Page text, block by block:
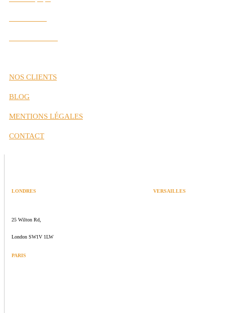
NOS CLIENTS
BLOG
MENTIONS LÉGALES
CONTACT
LONDRES VERSAILLES
25 Wilton Rd,
London SW1V 1LW
PARIS